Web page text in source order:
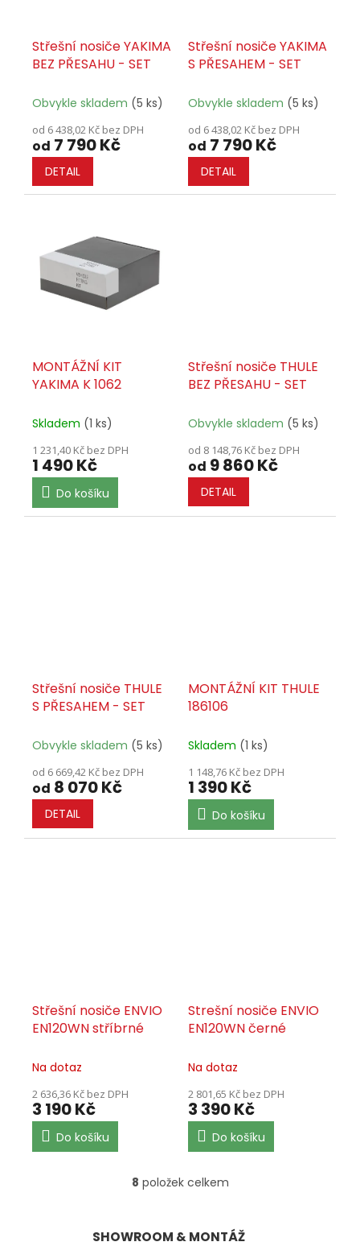
u
ů
Střešní nosiče YAKIMA
BEZ PŘESAHU - SET
Obvykle skladem (5 ks)
od 6 438,02 Kč bez DPH
od 7 790 Kč
DETAIL
Střešní nosiče YAKIMA
S PŘESAHEM - SET
Obvykle skladem (5 ks)
od 6 438,02 Kč bez DPH
od 7 790 Kč
DETAIL
MONTÁŽNÍ KIT
YAKIMA K 1062
Skladem (1 ks)
1 231,40 Kč bez DPH
1 490 Kč
Do košíku
Střešní nosiče THULE
BEZ PŘESAHU - SET
Obvykle skladem (5 ks)
od 8 148,76 Kč bez DPH
od 9 860 Kč
DETAIL
Střešní nosiče THULE
S PŘESAHEM - SET
Obvykle skladem (5 ks)
od 6 669,42 Kč bez DPH
od 8 070 Kč
DETAIL
MONTÁŽNÍ KIT THULE
186106
Skladem (1 ks)
1 148,76 Kč bez DPH
1 390 Kč
Do košíku
Střešní nosiče ENVIO
EN120WN stříbrné
Na dotaz
2 636,36 Kč bez DPH
3 190 Kč
Do košíku
Strešní nosiče ENVIO
EN120WN černé
Na dotaz
2 801,65 Kč bez DPH
3 390 Kč
Do košíku
O
á
8 položek celkem
SHOWROOM & MONTÁŽ